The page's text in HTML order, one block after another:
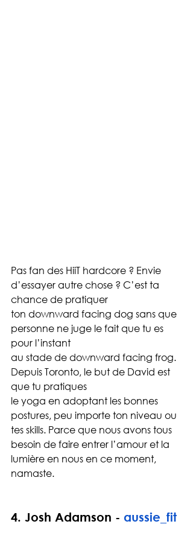
Pas fan des HiiT hardcore ? Envie
d’essayer autre chose ? C’est ta
chance de pratiquer
ton downward facing dog sans que
personne ne juge le fait que tu es
pour l’instant
au stade de downward facing frog.
Depuis Toronto, le but de David est
que tu pratiques
le yoga en adoptant les bonnes
postures, peu importe ton niveau ou
tes skills. Parce que nous avons tous
besoin de faire entrer l’amour et la
lumière en nous en ce moment,
namaste.
4. Josh Adamson - aussie_fit